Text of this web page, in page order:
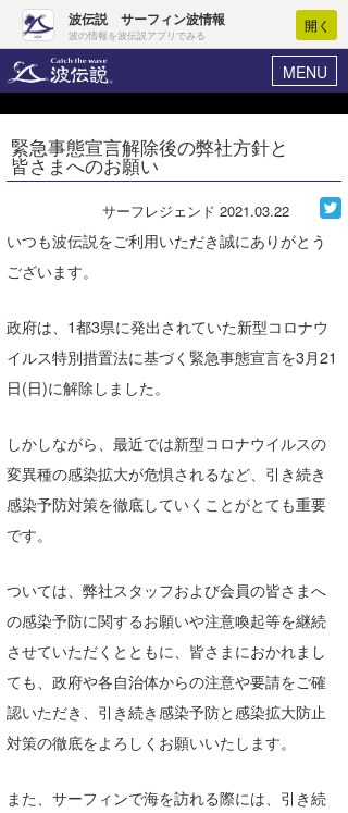
波伝説 サーフィン波情報
波の情報を波伝説アプリでみる
開く
MENU
ヘルプ マイホーム
ログイン
新規会員登録
波情報･概況
気象情報
ニュース
会員メニュー
今月のプレゼント
緊急事態宣言解除後の弊社方針と
皆さまへのお願い
サーフレジェンド 2021.03.22
いつも波伝説をご利用いただき誠にありがとう
ございます。
政府は、1都3県に発出されていた新型コロナウ
イルス特別措置法に基づく緊急事態宣言を3月21
日(日)に解除しました。
しかしながら、最近では新型コロナウイルスの
変異種の感染拡大が危惧されるなど、引き続き
感染予防対策を徹底していくことがとても重要
です。
ついては、弊社スタッフおよび会員の皆さまへ
の感染予防に関するお願いや注意喚起等を継続
させていただくとともに、皆さまにおかれまし
ても、政府や各自治体からの注意や要請をご確
認いただき、引き続き感染予防と感染拡大防止
対策の徹底をよろしくお願いいたします。
また、サーフィンで海を訪れる際には、引き続
Core Surf Japan
ファッション/グッズ
アート＆エンタメ
コラム
トラベル
ショップ情報
湘南
伊豆
大阪
四国
お知らせ
ルール＆How to
サーファーズ